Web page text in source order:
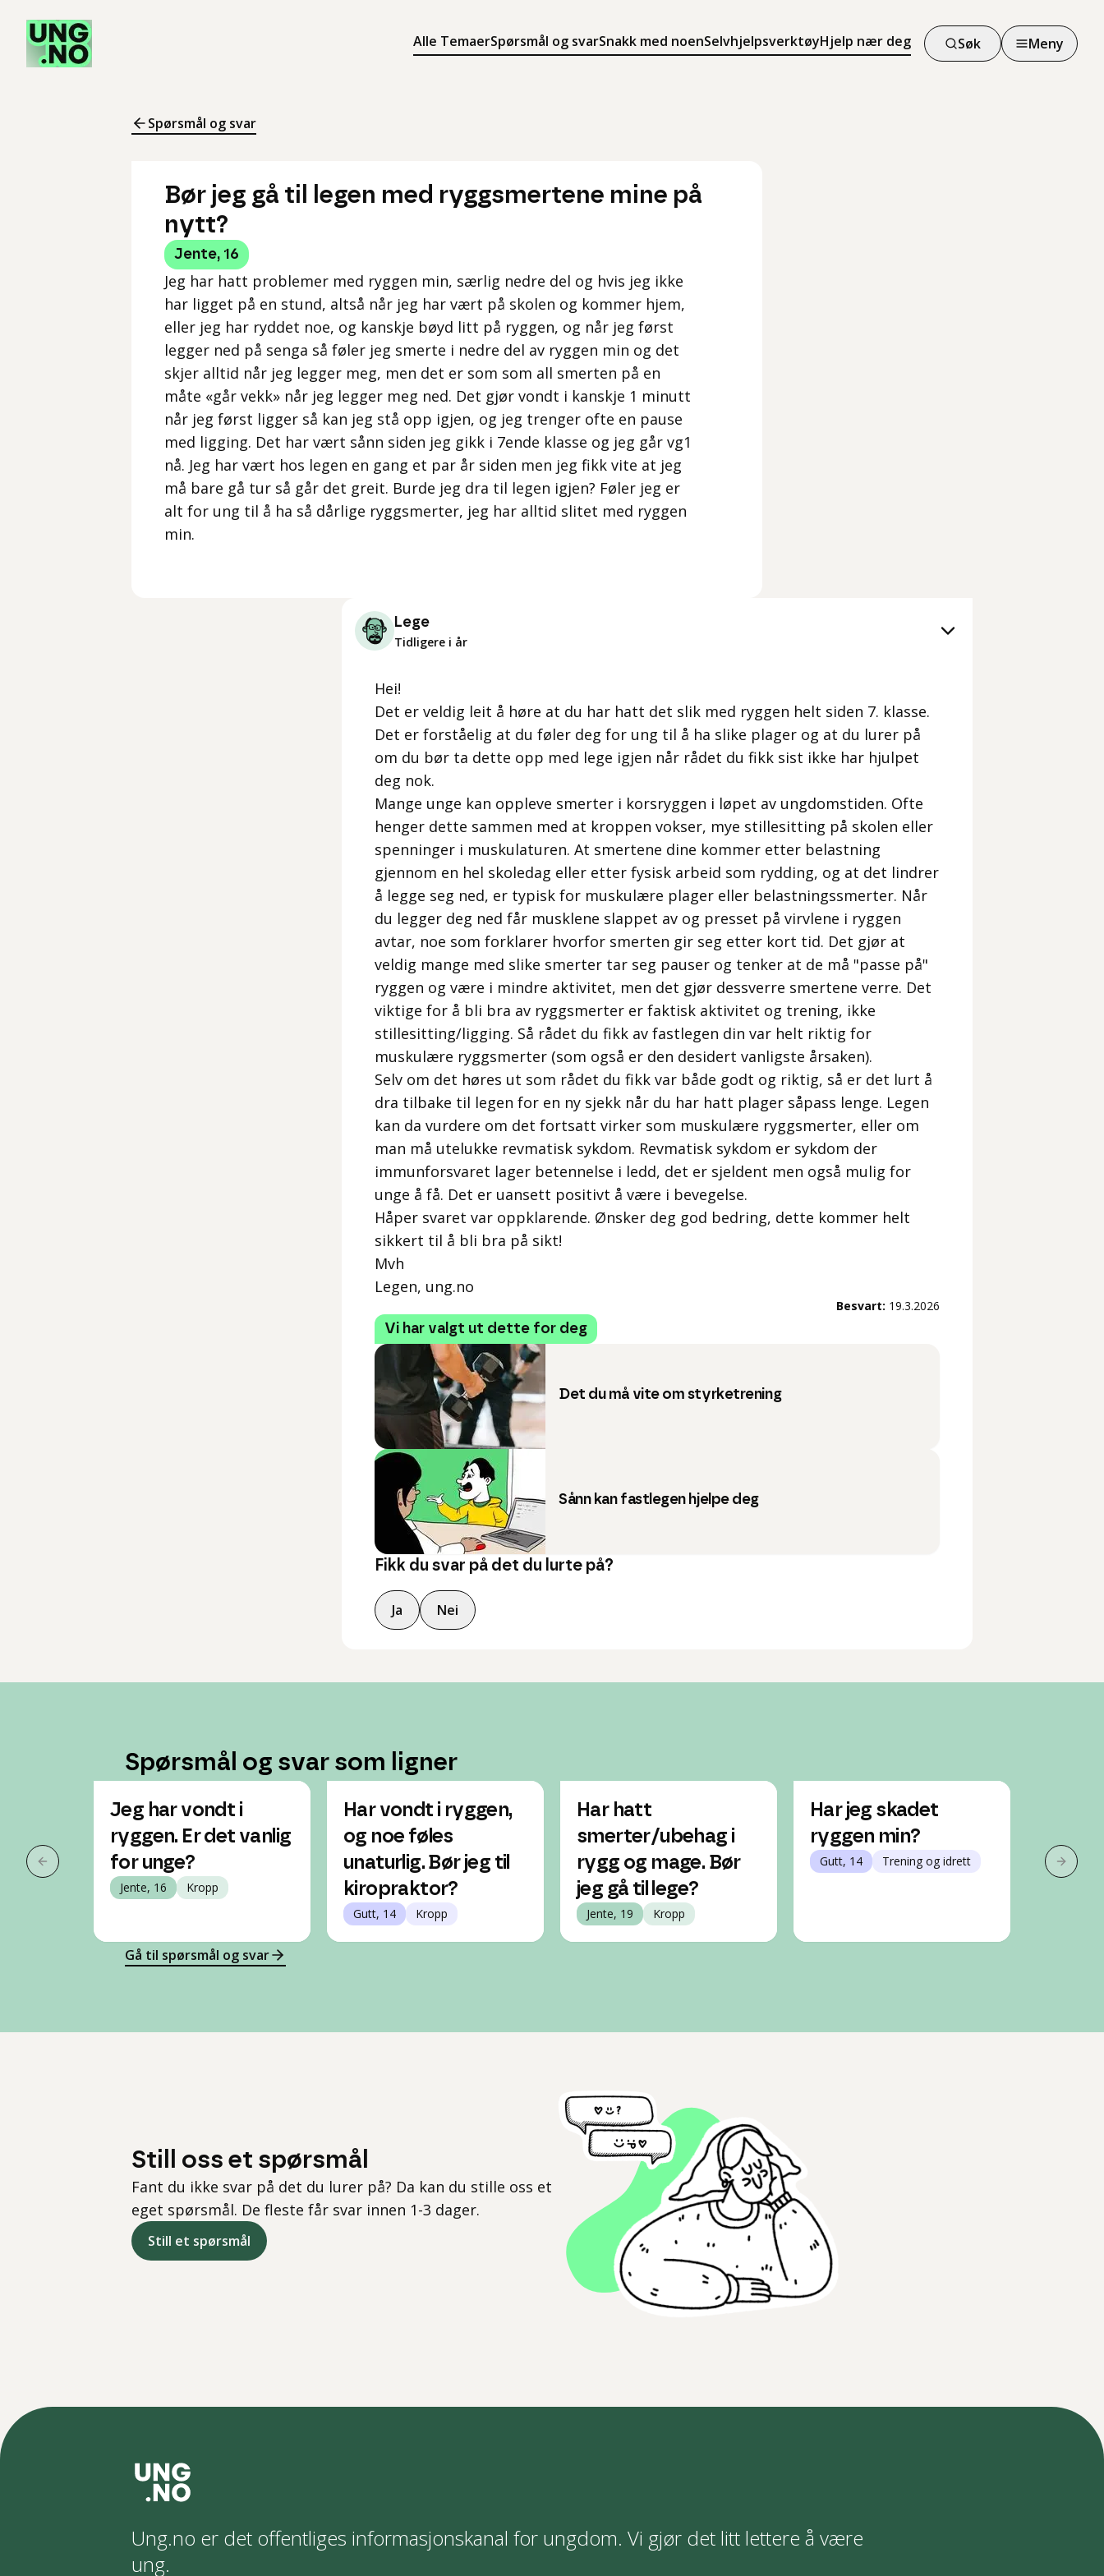
Alle TemaerSpørsmål og svarSnakk med noenSelvhjelpsverktøyHjelp nær deg
Søk
Søk
Meny
Meny
Spørsmål og svar
Bør jeg gå til legen med ryggsmertene mine på
nytt?
Jente, 16
Jeg har hatt problemer med ryggen min, særlig nedre del og hvis jeg ikke
har ligget på en stund, altså når jeg har vært på skolen og kommer hjem,
eller jeg har ryddet noe, og kanskje bøyd litt på ryggen, og når jeg først
legger ned på senga så føler jeg smerte i nedre del av ryggen min og det
skjer alltid når jeg legger meg, men det er som som all smerten på en
måte «går vekk» når jeg legger meg ned. Det gjør vondt i kanskje 1 minutt
når jeg først ligger så kan jeg stå opp igjen, og jeg trenger ofte en pause
med ligging. Det har vært sånn siden jeg gikk i 7ende klasse og jeg går vg1
nå. Jeg har vært hos legen en gang et par år siden men jeg fikk vite at jeg
må bare gå tur så går det greit. Burde jeg dra til legen igjen? Føler jeg er
alt for ung til å ha så dårlige ryggsmerter, jeg har alltid slitet med ryggen
min.
Lege
Tidligere i år
Hei!
Det er veldig leit å høre at du har hatt det slik med ryggen helt siden 7. klasse.
Det er forståelig at du føler deg for ung til å ha slike plager og at du lurer på
om du bør ta dette opp med lege igjen når rådet du fikk sist ikke har hjulpet
deg nok.
Mange unge kan oppleve smerter i korsryggen i løpet av ungdomstiden. Ofte
henger dette sammen med at kroppen vokser, mye stillesitting på skolen eller
spenninger i muskulaturen. At smertene dine kommer etter belastning
gjennom en hel skoledag eller etter fysisk arbeid som rydding, og at det lindrer
å legge seg ned, er typisk for muskulære plager eller belastningssmerter. Når
du legger deg ned får musklene slappet av og presset på virvlene i ryggen
avtar, noe som forklarer hvorfor smerten gir seg etter kort tid. Det gjør at
veldig mange med slike smerter tar seg pauser og tenker at de må "passe på"
ryggen og være i mindre aktivitet, men det gjør dessverre smertene verre. Det
viktige for å bli bra av ryggsmerter er faktisk aktivitet og trening, ikke
stillesitting/ligging. Så rådet du fikk av fastlegen din var helt riktig for
muskulære ryggsmerter (som også er den desidert vanligste årsaken).
Selv om det høres ut som rådet du fikk var både godt og riktig, så er det lurt å
dra tilbake til legen for en ny sjekk når du har hatt plager såpass lenge. Legen
kan da vurdere om det fortsatt virker som muskulære ryggsmerter, eller om
man må utelukke revmatisk sykdom. Revmatisk sykdom er sykdom der
immunforsvaret lager betennelse i ledd, det er sjeldent men også mulig for
unge å få. Det er uansett positivt å være i bevegelse.
Håper svaret var oppklarende. Ønsker deg god bedring, dette kommer helt
sikkert til å bli bra på sikt!
Mvh
Legen, ung.no
Besvart: 19.3.2026
Vi har valgt ut dette for deg
Det du må vite om styrketrening
Sånn kan fastlegen hjelpe deg
Fikk du svar på det du lurte på?
Ja Nei
Spørsmål og svar som ligner
Forrige slide
Jeg har vondt i
ryggen. Er det vanlig
for unge?
Jente, 16 Kropp
Har vondt i ryggen,
og noe føles
unaturlig. Bør jeg til
kiropraktor?
Gutt, 14 Kropp
Har hatt
smerter/ubehag i
rygg og mage. Bør
jeg gå til lege?
Jente, 19 Kropp
Har jeg skadet
ryggen min?
Gutt, 14 Trening og idrett
iso i 1
Neste
Gå til spørsmål og svar
Still oss et spørsmål
Fant du ikke svar på det du lurer på? Da kan du stille oss et
eget spørsmål. De fleste får svar innen 1-3 dager.
Still et spørsmål
Ung.no er det offentliges informasjonskanal for ungdom. Vi gjør det litt lettere å være
ung.